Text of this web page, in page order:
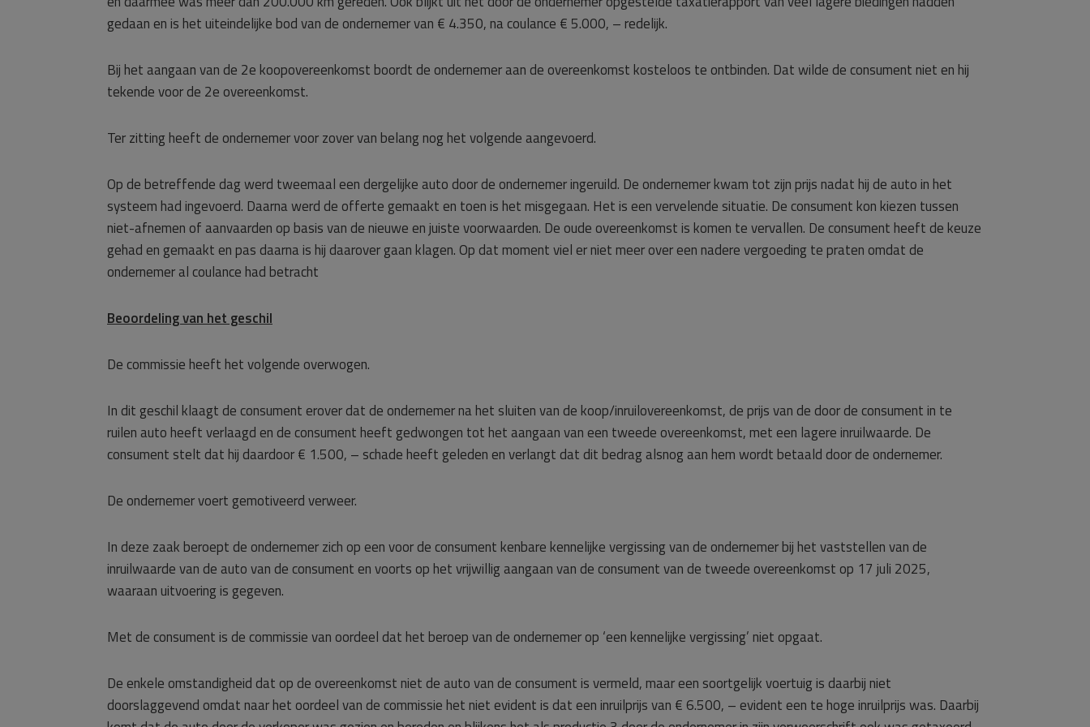
gedaan en is het uiteindelijke bod van de ondernemer van € 4.350, na coulance € 5.000, – redelijk.
Bij het aangaan van de 2e koopovereenkomst boordt de ondernemer aan de overeenkomst kosteloos te ontbinden. Dat wilde de consument niet en hij
tekende voor de 2e overeenkomst.
Ter zitting heeft de ondernemer voor zover van belang nog het volgende aangevoerd.
Op de betreffende dag werd tweemaal een dergelijke auto door de ondernemer ingeruild. De ondernemer kwam tot zijn prijs nadat hij de auto in het
systeem had ingevoerd. Daarna werd de offerte gemaakt en toen is het misgegaan. Het is een vervelende situatie. De consument kon kiezen tussen
niet-afnemen of aanvaarden op basis van de nieuwe en juiste voorwaarden. De oude overeenkomst is komen te vervallen. De consument heeft de keuze
gehad en gemaakt en pas daarna is hij daarover gaan klagen. Op dat moment viel er niet meer over een nadere vergoeding te praten omdat de
ondernemer al coulance had betracht
Beoordeling van het geschil
De commissie heeft het volgende overwogen.
In dit geschil klaagt de consument erover dat de ondernemer na het sluiten van de koop/inruilovereenkomst, de prijs van de door de consument in te
ruilen auto heeft verlaagd en de consument heeft gedwongen tot het aangaan van een tweede overeenkomst, met een lagere inruilwaarde. De
consument stelt dat hij daardoor € 1.500, – schade heeft geleden en verlangt dat dit bedrag alsnog aan hem wordt betaald door de ondernemer.
De ondernemer voert gemotiveerd verweer.
In deze zaak beroept de ondernemer zich op een voor de consument kenbare kennelijke vergissing van de ondernemer bij het vaststellen van de
inruilwaarde van de auto van de consument en voorts op het vrijwillig aangaan van de consument van de tweede overeenkomst op 17 juli 2025,
waaraan uitvoering is gegeven.
Met de consument is de commissie van oordeel dat het beroep van de ondernemer op ‘een kennelijke vergissing’ niet opgaat.
De enkele omstandigheid dat op de overeenkomst niet de auto van de consument is vermeld, maar een soortgelijk voertuig is daarbij niet
doorslaggevend omdat naar het oordeel van de commissie het niet evident is dat een inruilprijs van € 6.500, – evident een te hoge inruilprijs was. Daarbij